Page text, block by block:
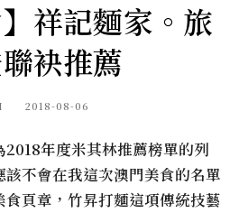
】祥記麵家。旅
袂推薦
2018-08-06
年度米其林推薦榜單的列
不會在我這次澳門美食的名單
頁章，竹昇打麵這項傳統技藝